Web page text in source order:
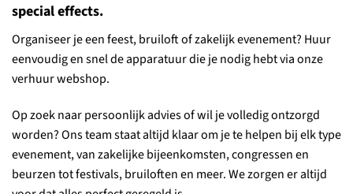
special effects.
Organiseer je een feest, bruiloft of zakelijk evenement? Huur
eenvoudig en snel de apparatuur die je nodig hebt via onze
verhuur webshop.
Op zoek naar persoonlijk advies of wil je volledig ontzorgd
worden? Ons team staat altijd klaar om je te helpen bij elk type
evenement, van zakelijke bijeenkomsten, congressen en
beurzen tot festivals, bruiloften en meer. We zorgen er altijd